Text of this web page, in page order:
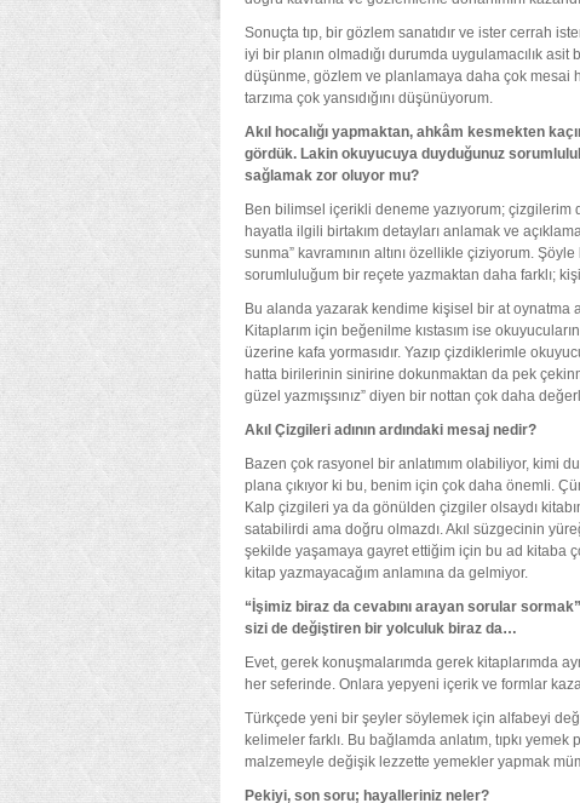
Sonuçta tıp, bir gözlem sanatıdır ve ister cerrah
iyi bir planın olmadığı durumda uygulamacılık
düşünme, gözlem ve planlamaya daha çok mesai
tarzıma çok yansıdığını düşünüyorum.
Akıl hocalığı yapmaktan, ahkâm kesmekten
gördük. Lakin okuyucuya duyduğunuz
sağlamak zor oluyor mu?
Ben bilimsel içerikli deneme yazıyorum; çizgilerim
hayatla ilgili birtakım detayları anlamak ve
sunma” kavramının altını özellikle çiziyorum.
sorumluluğum bir reçete yazmaktan daha farklı;
Bu alanda yazarak kendime kişisel bir at oynatma
Kitaplarım için beğenilme kıstasım ise
üzerine kafa yormasıdır. Yazıp çizdiklerimle
hatta birilerinin sinirine dokunmaktan da pek
güzel yazmışsınız” diyen bir nottan çok daha
Akıl Çizgileri adının ardındaki mesaj nedir?
Bazen çok rasyonel bir anlatımım olabiliyor, kimi
plana çıkıyor ki bu, benim için çok daha önemli.
Kalp çizgileri ya da gönülden çizgiler olsaydı
satabilirdi ama doğru olmazdı. Akıl süzgecinin
şekilde yaşamaya gayret ettiğim için bu ad kitaba
kitap yazmayacağım anlamına da gelmiyor.
“İşimiz biraz da cevabını arayan sorular
sizi de değiştiren bir yolculuk biraz da…
Evet, gerek konuşmalarımda gerek kitaplarımda
her seferinde. Onlara yepyeni içerik ve formlar
Türkçede yeni bir şeyler söylemek için alfabeyi
kelimeler farklı. Bu bağlamda anlatım, tıpkı
malzemeyle değişik lezzette yemekler yapmak
Pekiyi, son soru; hayalleriniz neler?